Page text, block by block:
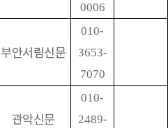
0006
부안서림신문
010-
3653-
7070
관악신문
010-
2489-